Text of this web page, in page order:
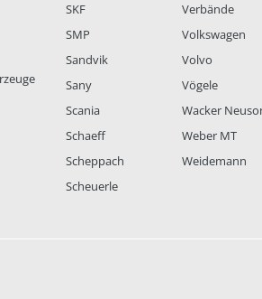
SKF
SMP
Sandvik
Sany
Scania
Schaeff
Scheppach
Scheuerle
Verbände
Volkswagen
Volvo
Vögele
Wacker
Weber MT
Weidemann